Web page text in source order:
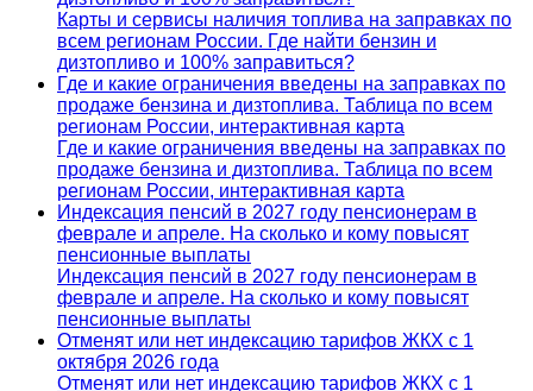
Карты и сервисы наличия топлива на заправках по
всем регионам России. Где найти бензин и
дизтопливо и 100% заправиться?
Где и какие ограничения введены на заправках по
продаже бензина и дизтоплива. Таблица по всем
регионам России, интерактивная карта
Где и какие ограничения введены на заправках по
продаже бензина и дизтоплива. Таблица по всем
регионам России, интерактивная карта
Индексация пенсий в 2027 году пенсионерам в
феврале и апреле. На сколько и кому повысят
пенсионные выплаты
Индексация пенсий в 2027 году пенсионерам в
феврале и апреле. На сколько и кому повысят
пенсионные выплаты
Отменят или нет индексацию тарифов ЖКХ с 1
октября 2026 года
Отменят или нет индексацию тарифов ЖКХ с 1